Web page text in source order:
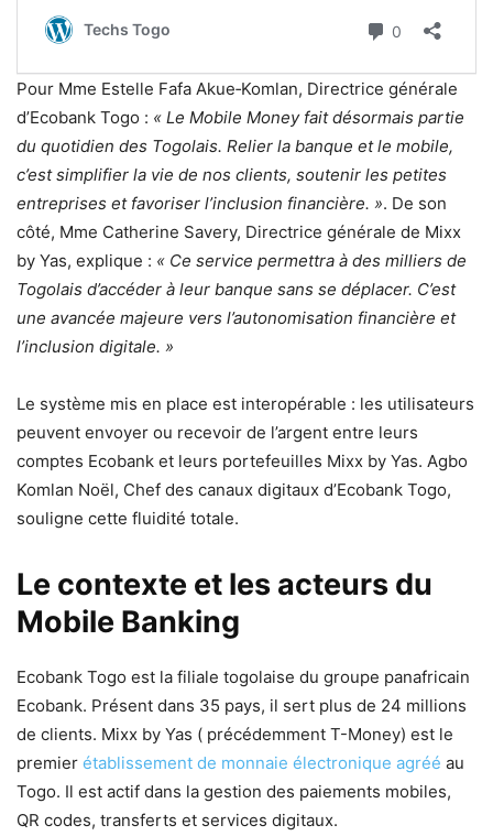
Pour Mme Estelle Fafa Akue‑Komlan, Directrice générale
d’Ecobank Togo : « Le Mobile Money fait désormais partie
du quotidien des Togolais. Relier la banque et le mobile,
c’est simplifier la vie de nos clients, soutenir les petites
entreprises et favoriser l’inclusion financière. ». De son
côté, Mme Catherine Savery, Directrice générale de Mixx
by Yas, explique : « Ce service permettra à des milliers de
Togolais d’accéder à leur banque sans se déplacer. C’est
une avancée majeure vers l’autonomisation financière et
l’inclusion digitale. »
Le système mis en place est interopérable : les utilisateurs
peuvent envoyer ou recevoir de l’argent entre leurs
comptes Ecobank et leurs portefeuilles Mixx by Yas. Agbo
Komlan Noël, Chef des canaux digitaux d’Ecobank Togo,
souligne cette fluidité totale.
Le contexte et les acteurs du
Mobile Banking
Ecobank Togo est la filiale togolaise du groupe panafricain
Ecobank. Présent dans 35 pays, il sert plus de 24 millions
de clients. Mixx by Yas ( précédemment T-Money) est le
premier établissement de monnaie électronique agréé au
Togo. Il est actif dans la gestion des paiements mobiles,
QR codes, transferts et services digitaux.